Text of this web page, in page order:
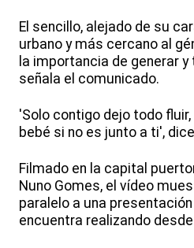
El sencillo, alejado de su
urbano y más cercano al
la importancia de generar
señala el comunicado.
'Solo contigo dejo todo
bebé si no es junto a ti',
Filmado en la capital
Nuno Gomes, el vídeo
paralelo a una
encuentra realizando